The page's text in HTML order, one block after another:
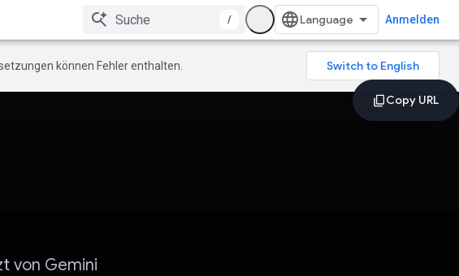
/ Anmelden
können Fehler enthalten.
von Gemini